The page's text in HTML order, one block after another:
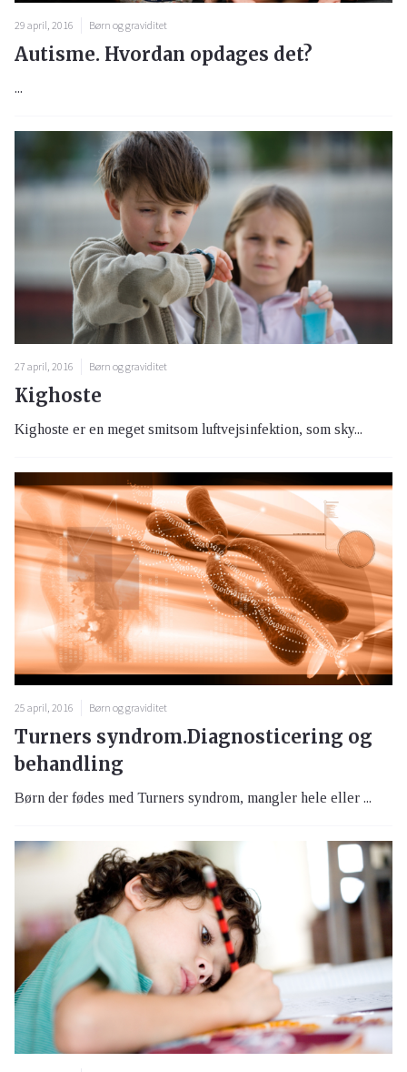
29 april, 2016 Børn og graviditet
Autisme. Hvordan opdages det?
27 april, 2016 Børn og graviditet
Kighoste
Kighoste er en meget smitsom luftvejsinfektion, som sky...
25 april, 2016 Børn og graviditet
Turners syndrom.Diagnosticering og
behandling
Børn der fødes med Turners syndrom, mangler hele eller ...
25 april, 2016 Børn og graviditet